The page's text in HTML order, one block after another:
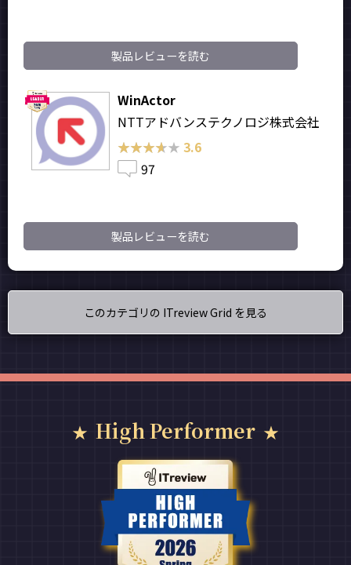
製品レビューを読む
WinActor
NTTアドバンステクノロジ株式会社
★★★★★
★★★★★ 3.6
97
製品レビューを読む
このカテゴリの ITreview Grid を見る
High Performer